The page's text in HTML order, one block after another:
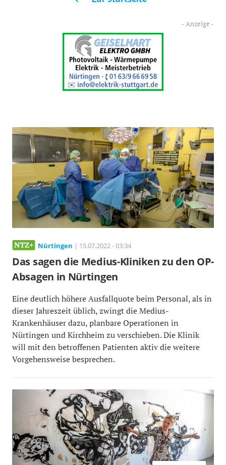
Nürtingen | 15.07.2022 - 03:34
Das sagen die Medius-Kliniken zu den OP-
Absagen in Nürtingen
Eine deutlich höhere Ausfallquote beim Personal, als in
dieser Jahreszeit üblich, zwingt die Medius-
Krankenhäuser dazu, planbare Operationen in
Nürtingen und Kirchheim zu verschieben. Die Klinik
will mit den betroffenen Patienten aktiv die weitere
Vorgehensweise besprechen.